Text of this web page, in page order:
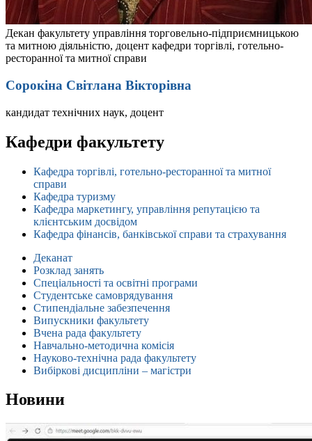
Декан факультету управління торговельно-підприємницькою
та митною діяльністю, доцент кафедри торгівлі, готельно-
ресторанної та митної справи
Сорокіна Світлана Вікторівна
кандидат технічних наук, доцент
Кафедри факультету
Кафедра торгівлі, готельно-ресторанної та митної
справи
Кафедра туризму
Кафедра маркетингу, управління репутацією та
клієнтським досвідом
Кафедра фінансів, банківської справи та страхування
Деканат
Розклад занять
Спеціальності та освітні програми
Студентське самоврядування
Стипендіальне забезпечення
Випускники факультету
Вчена рада факультету
Навчально-методична комісія
Науково-технічна рада факультету
Вибіркові дисципліни – магістри
Новини